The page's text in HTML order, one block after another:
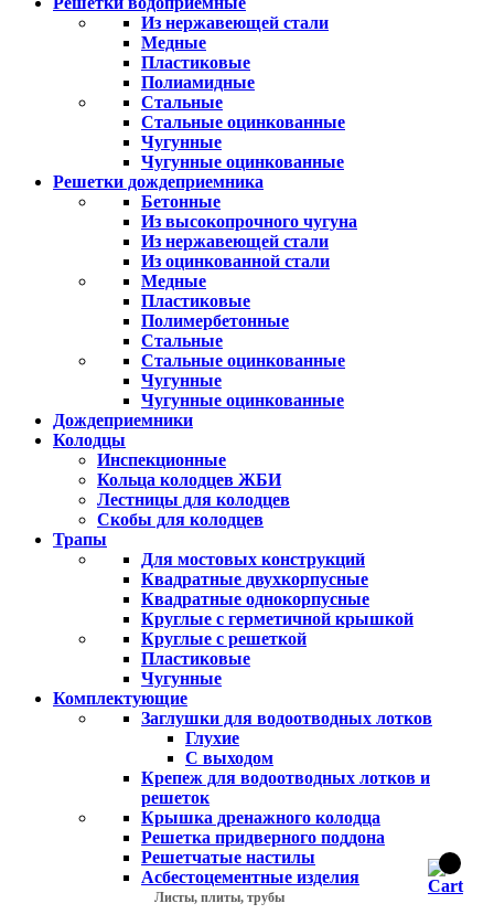
Из нержавеющей стали
Медные
Пластиковые
Полиамидные
Стальные
Стальные оцинкованные
Чугунные
Чугунные оцинкованные
Решетки дождеприемника
Бетонные
Из высокопрочного чугуна
Из нержавеющей стали
Из оцинкованной стали
Медные
Пластиковые
Полимербетонные
Стальные
Стальные оцинкованные
Чугунные
Чугунные оцинкованные
Дождеприемники
Колодцы
Инспекционные
Кольца колодцев ЖБИ
Лестницы для колодцев
Скобы для колодцев
Трапы
Для мостовых конструкций
Квадратные двухкорпусные
Квадратные однокорпусные
Круглые с герметичной крышкой
Круглые с решеткой
Пластиковые
Чугунные
Комплектующие
Заглушки для водоотводных лотков
Глухие
С выходом
Крепеж для водоотводных лотков и
решеток
Крышка дренажного колодца
Решетка придверного поддона
Решетчатые настилы
Асбестоцементные изделия
Листы, плиты, трубы